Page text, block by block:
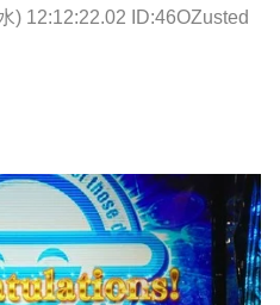
) 12:12:22.02 ID:46OZusted